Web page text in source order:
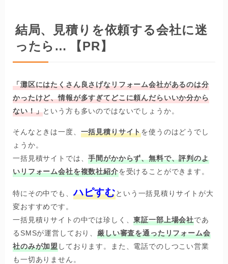
結局、見積りを依頼する会社に迷
ったら…
【PR】
「灘区にはたくさん良さげなリフォーム会社があるのは分
かったけど、情報が多すぎてどこに頼んだらいいか分から
ない！」という方も多いのではないでしょうか。
そんなときは一度、 一括見積りサイトを使うのはどうでし
ょうか。
一括見積サイトでは、手間がかからず、無料で、評判のよ
いリフォーム会社を複数社紹介を受けることができます。
特にその中でも、ハピすむという一括見積りサイトが大
変おすすめです。
一括見積りサイトの中では珍しく、東証一部上場会社であ
るSMSが運営しており、厳しい審査を通ったリフォーム会
社のみが加盟しております。また、電話でのしつこい営業
も一切ありません。